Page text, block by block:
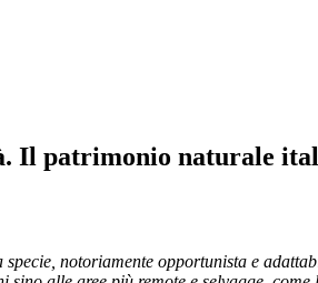
Il patrimonio naturale
notoriamente opportunista e